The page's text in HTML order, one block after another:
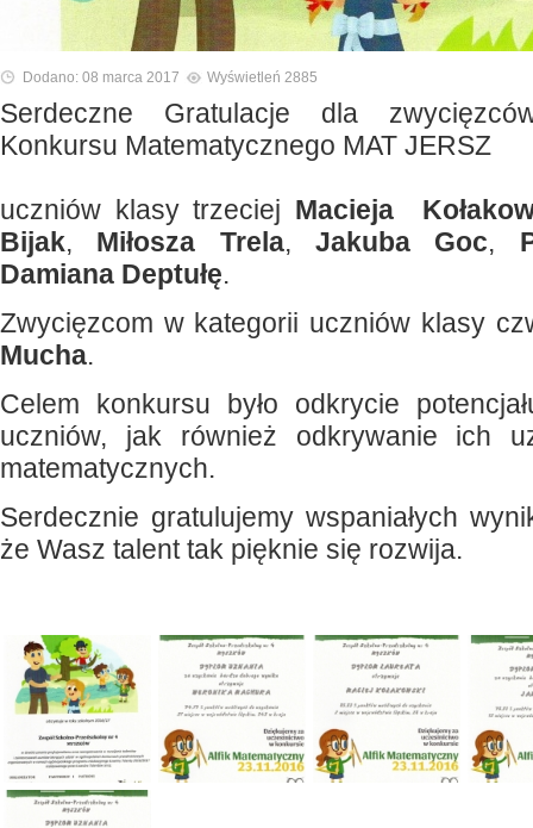
Dodano: 08 marca 2017 Wyświetleń 2885
Serdeczne Gratulacje dla
Konkursu Matematycznego MAT JERSZ
uczniów klasy trzeciej Macieja
Bijak, Miłosza Trela,Jakuba Goc,
Damiana Deptułę.
Zwycięzcom w kategorii uczniów klasy
Mucha.
Celem konkursu było odkrycie
uczniów, jak również odkrywanie ich
matematycznych.
Serdecznie gratulujemy wspaniałych
że Wasz talent tak pięknie się rozwija.